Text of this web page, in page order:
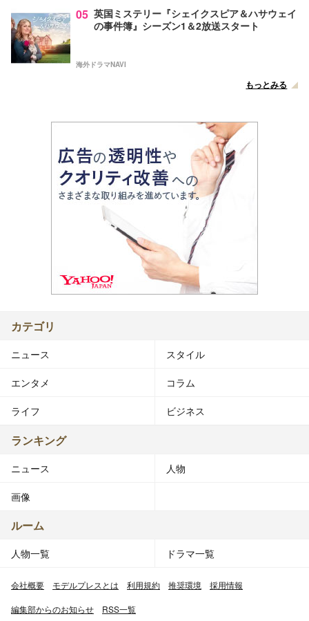
05 英国ミステリー『シェイクスピア＆ハサウェイ
の事件簿』シーズン1＆2放送スタート
海外ドラマNAVI
もっとみる
カテゴリ
ニュース スタイル
エンタメ コラム
ライフ ビジネス
ランキング
ニュース 人物
画像
ルーム
人物一覧 ドラマ一覧
会社概要 モデルプレスとは 利用規約 推奨環境 採用情報
編集部からのお知らせ RSS一覧